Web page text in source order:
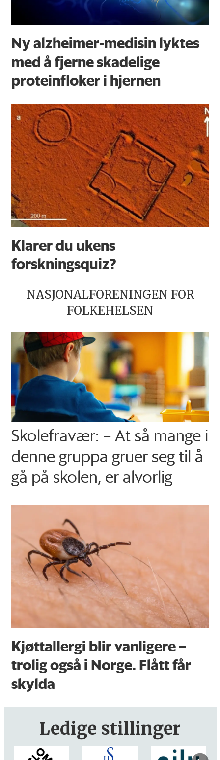
Ny alzheimer-medisin lyktes
med å fjerne skadelige
proteinfloker i hjernen
Klarer du ukens
forskningsquiz?
NASJONALFORENINGEN FOR
FOLKEHELSEN
Skolefravær: – At så mange i
denne gruppa gruer seg til å
gå på skolen, er alvorlig
Kjøttallergi blir vanligere –
trolig også i Norge. Flått får
skylda
Ledige stillinger